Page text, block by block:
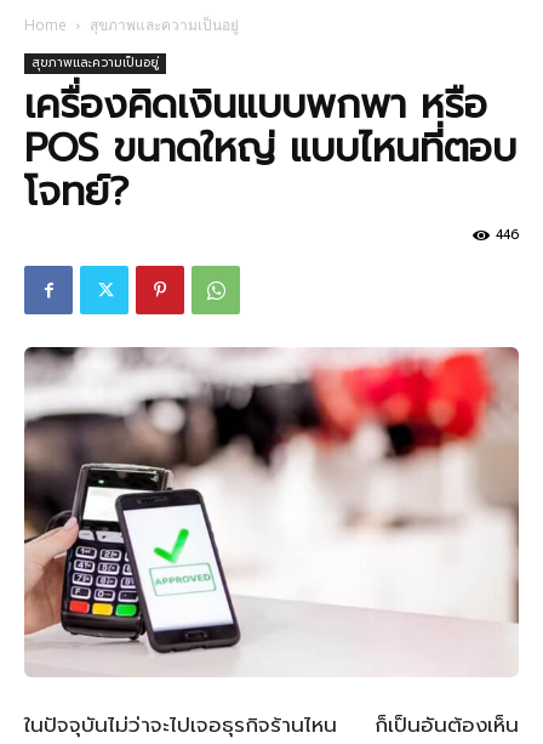
Home สุขภาพและความเป็นอยู่
สุขภาพและความเป็นอยู่
เครื่องคิดเงินแบบพกพา หรือ
POS ขนาดใหญ่ แบบไหนที่ตอบ
โจทย์?
446
ในปัจจุบันไม่ว่าจะไปเจอธุรกิจร้านไหน ก็เป็นอันต้องเห็น